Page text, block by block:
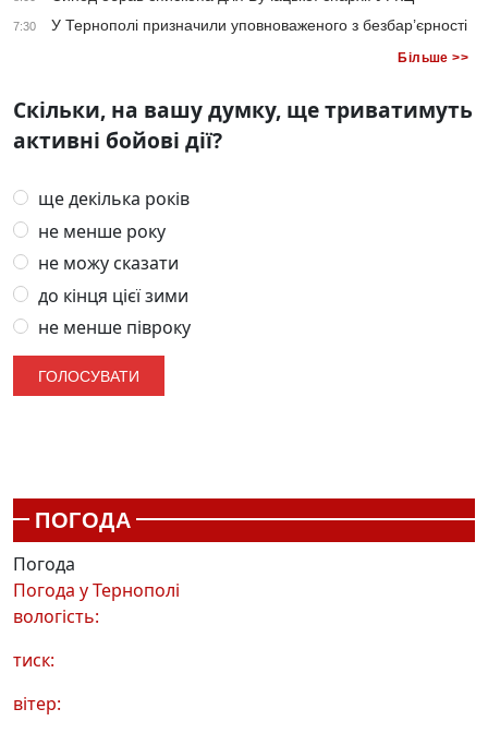
7:30 У Тернополі призначили уповноваженого з безбар’єрності
Більше >>
Скільки, на вашу думку, ще триватимуть
активні бойові дії?
ще декілька років
не менше року
не можу сказати
до кінця цієї зими
не менше півроку
ПОГОДА
Погода
Погода уТернополі
вологість:
тиск:
вітер: